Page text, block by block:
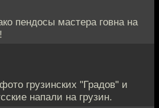
пендосы мастера говна на
грузинских "Градов" и
напали на грузин.